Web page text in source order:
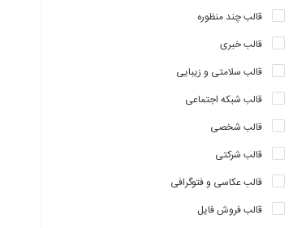
قالب چند منظوره
قالب خبری
قالب سلامتی و زیبایی
قالب شبکه اجتماعی
قالب شخصی
قالب شرکتی
قالب عکاسی و فتوگرافی
قالب فروش فایل